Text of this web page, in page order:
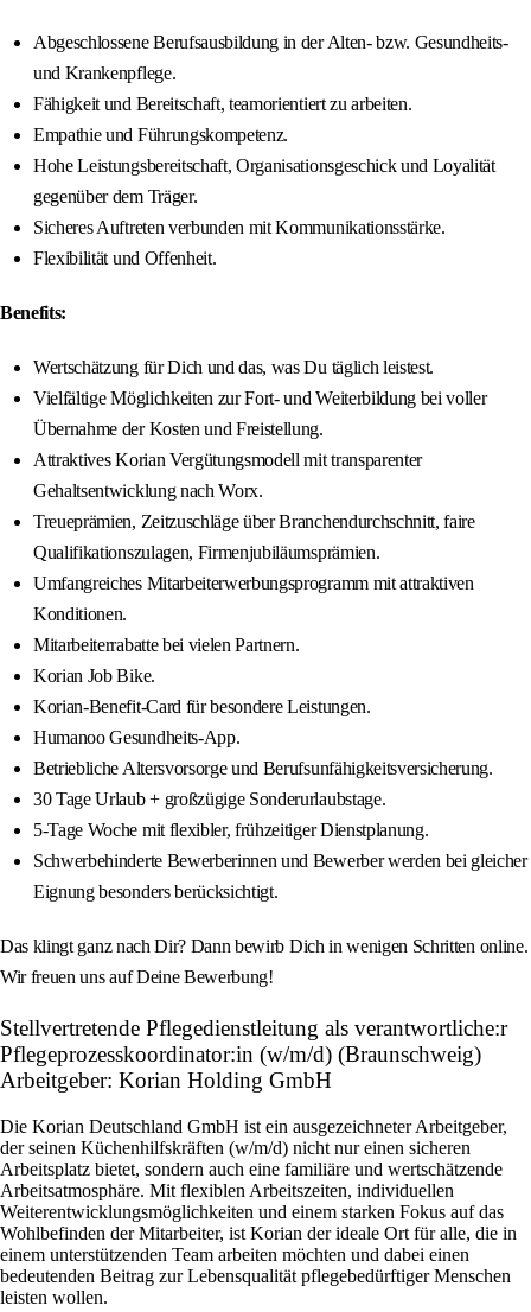
Abgeschlossene Berufsausbildung in der Alten- bzw. Gesundheits-
und Krankenpflege.
Fähigkeit und Bereitschaft, teamorientiert zu arbeiten.
Empathie und Führungskompetenz.
Hohe Leistungsbereitschaft, Organisationsgeschick und Loyalität
gegenüber dem Träger.
Sicheres Auftreten verbunden mit Kommunikationsstärke.
Flexibilität und Offenheit.
Benefits:
Wertschätzung für Dich und das, was Du täglich leistest.
Vielfältige Möglichkeiten zur Fort- und Weiterbildung bei voller
Übernahme der Kosten und Freistellung.
Attraktives Korian Vergütungsmodell mit transparenter
Gehaltsentwicklung nach Worx.
Treueprämien, Zeitzuschläge über Branchendurchschnitt, faire
Qualifikationszulagen, Firmenjubiläumsprämien.
Umfangreiches Mitarbeiterwerbungsprogramm mit attraktiven
Konditionen.
Mitarbeiterrabatte bei vielen Partnern.
Korian Job Bike.
Korian-Benefit-Card für besondere Leistungen.
Humanoo Gesundheits-App.
Betriebliche Altersvorsorge und Berufsunfähigkeitsversicherung.
30 Tage Urlaub + großzügige Sonderurlaubstage.
5-Tage Woche mit flexibler, frühzeitiger Dienstplanung.
Schwerbehinderte Bewerberinnen und Bewerber werden bei gleicher
Eignung besonders berücksichtigt.
Das klingt ganz nach Dir? Dann bewirb Dich in wenigen Schritten online.
Wir freuen uns auf Deine Bewerbung!
Stellvertretende Pflegedienstleitung als verantwortliche:r
Pflegeprozesskoordinator:in (w/m/d) (Braunschweig)
Arbeitgeber: Korian Holding GmbH
Die Korian Deutschland GmbH ist ein ausgezeichneter Arbeitgeber,
der seinen Küchenhilfskräften (w/m/d) nicht nur einen sicheren
Arbeitsplatz bietet, sondern auch eine familiäre und wertschätzende
Arbeitsatmosphäre. Mit flexiblen Arbeitszeiten, individuellen
Weiterentwicklungsmöglichkeiten und einem starken Fokus auf das
Wohlbefinden der Mitarbeiter, ist Korian der ideale Ort für alle, die in
einem unterstützenden Team arbeiten möchten und dabei einen
bedeutenden Beitrag zur Lebensqualität pflegebedürftiger Menschen
leisten wollen.